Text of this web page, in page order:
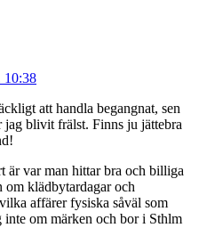
10:38
att handla begangnat, sen
jag blivit frälst. Finns ju jättebra
är var man hittar bra och billiga
klädbytardagar och
affärer fysiska såväl som
om märken och bor i Sthlm